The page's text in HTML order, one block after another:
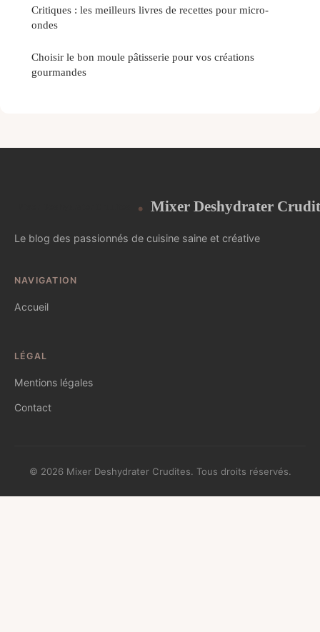
Critiques : les meilleurs livres de recettes pour micro-
ondes
Choisir le bon moule pâtisserie pour vos créations
gourmandes
Mixer Deshydrater
Le blog des passionnés de cuisine saine et créative
NAVIGATION
Accueil
LÉGAL
Mentions légales
Contact
© 2026 Mixer Deshydrater Crudites. Tous droits réservés.